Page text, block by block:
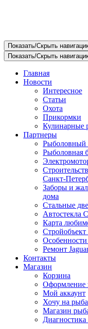
Показать/Скрыть
Показать/Скрыть
Главная
Новости
Интересное
Статьи
Охота
Прикормки
Кулинарные
Партнеры
Рыболовный
Рыболовная
Санкт-
Заборы и
дома
Стальные
Автостекла
Карта
Стройобъект
Особенности
Ремонт
Контакты
Магазин
Корзина
Оформление
Мой аккаунт
Хочу на
Магазин